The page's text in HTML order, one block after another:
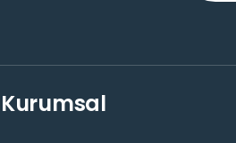
Kurumsal